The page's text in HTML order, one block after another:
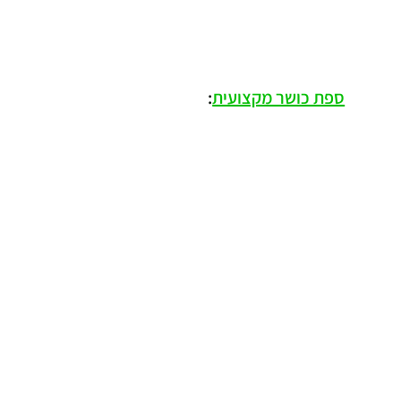
ספת כושר מקצועית: